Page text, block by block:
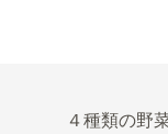
４種類の野